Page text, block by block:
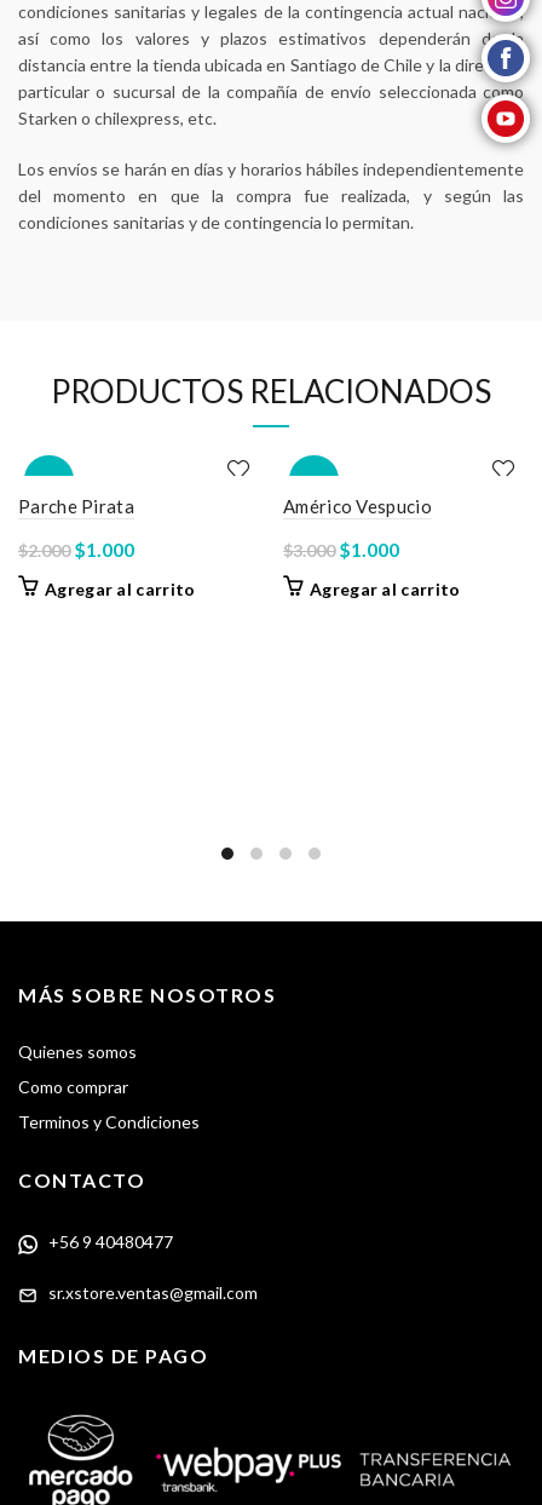
condiciones sanitarias y legales de la contingencia actual nacional,
así como los valores y plazos estimativos dependerán de la
distancia entre la tienda ubicada en Santiago de Chile y la dirección
particular o sucursal de la compañía de envío seleccionada como
Starken o chilexpress, etc.
Los envíos se harán en días y horarios hábiles independientemente
del momento en que la compra fue realizada, y según las
condiciones sanitarias y de contingencia lo permitan.
PRODUCTOS RELACIONADOS
-50%
Parche Pirata
$2.000 El
$1.000El
precio
Agregar al carrito
-67%
Américo Vespucio
$3.000 El
$1.000El
precio
Agregar al carrito
MÁS SOBRE NOSOTROS
Quienes somos
Como comprar
Terminos y Condiciones
CONTACTO
+56 9 40480477
sr.xstore.ventas@gmail.com
facebook
MEDIOS DE PAGO